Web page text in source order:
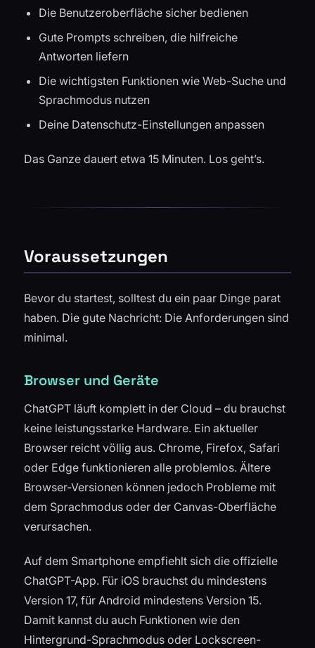
Die Benutzeroberfläche sicher bedienen
Gute Prompts schreiben, die hilfreiche
Antworten liefern
Die wichtigsten Funktionen wie Web-Suche und
Sprachmodus nutzen
Deine Datenschutz-Einstellungen anpassen
Das Ganze dauert etwa 15 Minuten. Los geht’s.
Voraussetzungen
Bevor du startest, solltest du ein paar Dinge parat
haben. Die gute Nachricht: Die Anforderungen sind
minimal.
Browser und Geräte
ChatGPT läuft komplett in der Cloud – du brauchst
keine leistungsstarke Hardware. Ein aktueller
Browser reicht völlig aus. Chrome, Firefox, Safari
oder Edge funktionieren alle problemlos. Ältere
Browser-Versionen können jedoch Probleme mit
dem Sprachmodus oder der Canvas-Oberfläche
verursachen.
Auf dem Smartphone empfiehlt sich die offizielle
ChatGPT-App. Für iOS brauchst du mindestens
Version 17, für Android mindestens Version 15.
Damit kannst du auch Funktionen wie den
Hintergrund-Sprachmodus oder Lockscreen-